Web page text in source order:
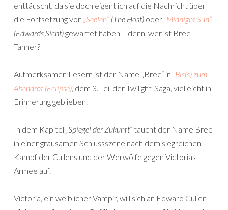
enttäuscht, da sie doch eigentlich auf die Nachricht über
die Fortsetzung von „Seelen“ (The Host) oder„Midnight Sun“
(Edwards Sicht)gewartet haben – denn, wer ist Bree
Tanner?
Aufmerksamen Lesern ist der Name „Bree“ in „Bis(s) zum
Abendrot (Eclipse), dem 3. Teil der Twilight-Saga, vielleicht in
Erinnerung geblieben.
In dem Kapitel „Spiegel der Zukunft“ taucht der Name Bree
in einer grausamen Schlussszene nach dem siegreichen
Kampf der Cullens und der Werwölfe gegen Victorias
Armee auf.
Victoria, ein weiblicher Vampir, will sich an Edward Cullen